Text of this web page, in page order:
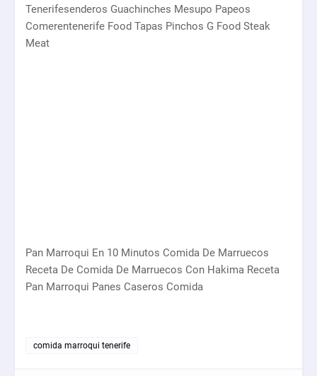
Tenerifesenderos Guachinches Mesupo Papeos
Comerentenerife Food Tapas Pinchos G Food Steak
Meat
Pan Marroqui En 10 Minutos Comida De Marruecos
Receta De Comida De Marruecos Con Hakima Receta
Pan Marroqui Panes Caseros Comida
comida marroqui tenerife